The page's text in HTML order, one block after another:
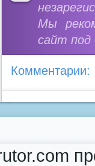
Мы
сайт под
Комментарии: